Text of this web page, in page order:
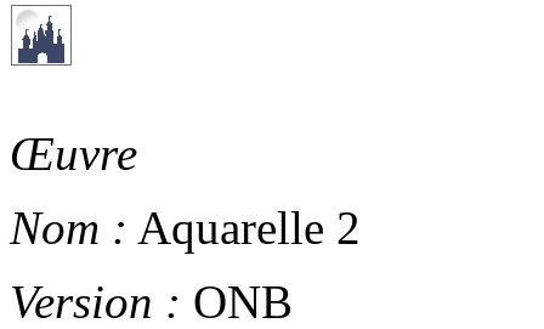
Œuvre
Nom : Aquarelle 2
Version : ONB